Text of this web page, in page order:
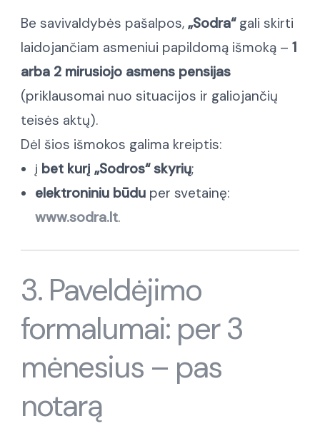
Be savivaldybės pašalpos,„Sodra“gali skirti
laidojančiam asmeniui papildomą išmoką –1
arba 2 mirusiojo asmens pensijas
(priklausomai nuo situacijos ir galiojančių
teisės aktų).
Dėl šios išmokos galima kreiptis:
į bet kurį „Sodros“ skyrių;
elektroniniu būdu per svetainę:
www.sodra.lt.
3. Paveldėjimo
formalumai: per 3
mėnesius – pas
notarą